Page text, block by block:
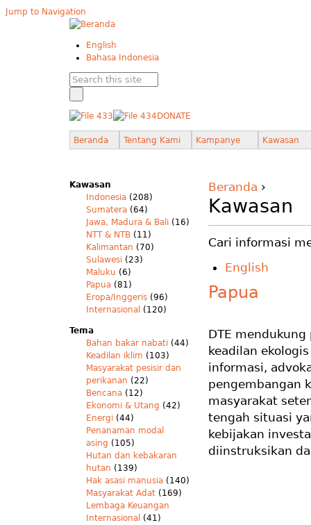
Jump to Navigation
English
Bahasa Indonesia
DONATE
Beranda Tentang Kami Kampanye Kawasan
Kawasan
Indonesia (208)
Sumatera (64)
Jawa, Madura & Bali (16)
NTT & NTB (11)
Kalimantan (70)
Sulawesi (23)
Maluku (6)
Papua (81)
Eropa/Inggeris (96)
Internasional (120)
Tema
Bahan bakar nabati (44)
Keadilan iklim (103)
Masyarakat pesisir dan
perikanan (22)
Bencana (12)
Ekonomi & Utang (42)
Energi (44)
Penanaman modal
asing (105)
Hutan dan kebakaran
hutan (139)
Hak asasi manusia (140)
Masyarakat Adat (169)
Lembaga Keuangan
Internasional (41)
Beranda ›
Kawasan
Cari informasi
English
Papua
DTE
keadilan
informasi,
pengembangan
masyarakat
tengah situasi
kebijakan
diinstruksikan